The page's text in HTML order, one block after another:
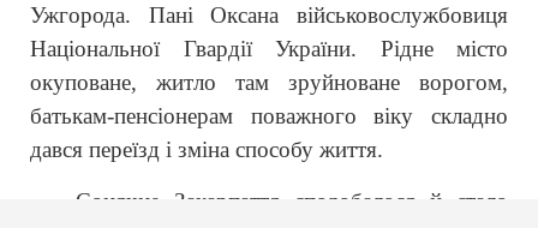
Ужгорода. Пані Оксана військовослужбовиця
Національної Гвардії України. Рідне місто
окуповане, житло там зруйноване ворогом,
батькам-пенсіонерам поважного віку складно
дався переїзд і зміна способу життя.
Сонячне Закарпаття сподобалося й стало